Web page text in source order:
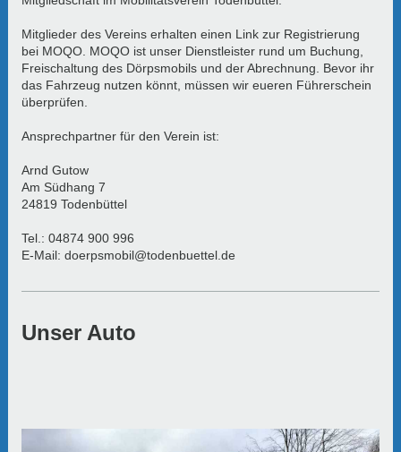
Mitglieder des Vereins erhalten einen Link zur Registrierung
bei MOQO. MOQO ist unser Dienstleister rund um Buchung,
Freischaltung des Dörpsmobils und der Abrechnung. Bevor ihr
das Fahrzeug nutzen könnt, müssen wir eueren Führerschein
überprüfen.
Ansprechpartner für den Verein ist:
Arnd Gutow
Am Südhang 7
24819 Todenbüttel
Tel.: 04874 900 996
E-Mail: doerpsmobil@todenbuettel.de
Unser Auto